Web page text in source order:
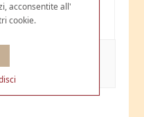
acconsentite all'
cookie.